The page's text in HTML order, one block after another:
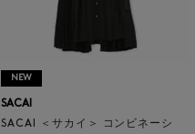
NEW
SACAI
SACAI ＜サカイ＞ コンビネーシ